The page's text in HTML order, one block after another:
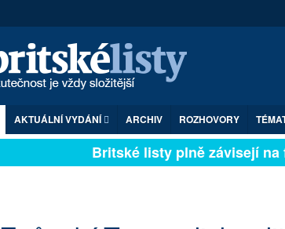
AKTUÁLNÍ VYDÁNÍ ARCHIV ROZHOVORY
Britské listy plně závisejí na